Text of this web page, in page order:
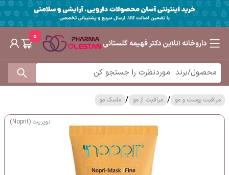
داروخانه آنلاین دکتر فهیمه گلستانی
0
مراقبت پوست و مو / مراقبت از مو / ماسک مو
نوپریت (Noprit)